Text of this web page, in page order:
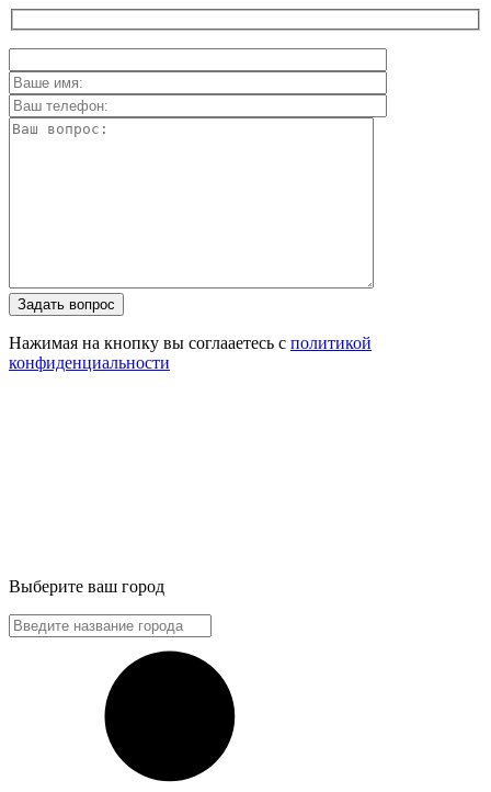
Задать вопрос
Нажимая на кнопку вы соглааетесь с политикой
конфиденциальности
Выберите ваш город